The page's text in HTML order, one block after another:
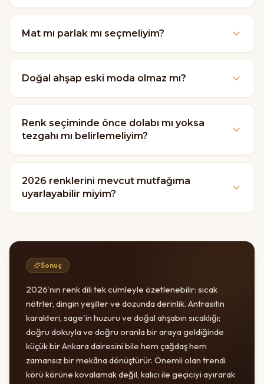
Mat mı parlak mı seçmeliyim?
Doğal ahşap eski moda olmaz mı?
Renk seçiminde önce dolabı mı yoksa
tezgahı mı belirlemeliyim?
2026 renklerini mevcut mutfağıma
uyarlayabilir miyim?
Sonuç
2026'nın renk dili tek cümleyle özetlenebilir: sıcak
nötrler, dingin yeşiller ve dozunda derinlik. Antrasitin
karakteri, sage'in huzuru ve doğal ahşabın sıcaklığı;
doğru dokuyla ve doğru oranla bir araya geldiğinde
küçük bir Ankara dairesini bile hem çağdaş hem
zamansız bir mekâna dönüştürür. Önemli olan trendi
körü körüne kovalamak değil, kalıcı ile geçiciyi ayırarak